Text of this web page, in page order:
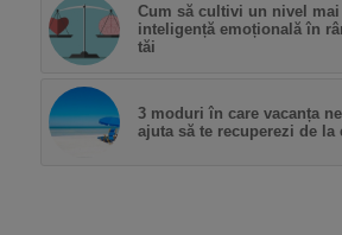
Cum să cultivi un nivel
inteligență emoțională în
tăi
3 moduri în care vacanța
ajuta să te recuperezi de la